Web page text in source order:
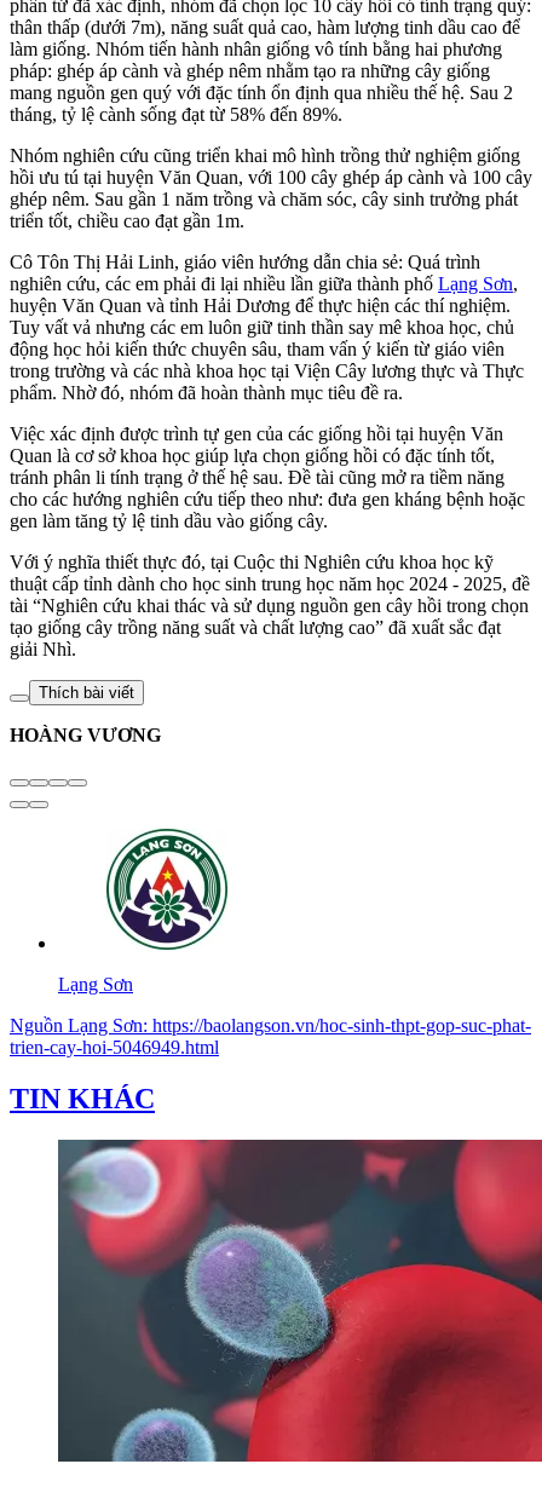
phân tử đã xác định, nhóm đã chọn lọc 10 cây hồi có tính trạng quý:
thân thấp (dưới 7m), năng suất quả cao, hàm lượng tinh dầu cao để
làm giống. Nhóm tiến hành nhân giống vô tính bằng hai phương
pháp: ghép áp cành và ghép nêm nhằm tạo ra những cây giống
mang nguồn gen quý với đặc tính ổn định qua nhiều thế hệ. Sau 2
tháng, tỷ lệ cành sống đạt từ 58% đến 89%.
Nhóm nghiên cứu cũng triển khai mô hình trồng thử nghiệm giống
hồi ưu tú tại huyện Văn Quan, với 100 cây ghép áp cành và 100 cây
ghép nêm. Sau gần 1 năm trồng và chăm sóc, cây sinh trưởng phát
triển tốt, chiều cao đạt gần 1m.
Cô Tôn Thị Hải Linh, giáo viên hướng dẫn chia sẻ: Quá trình
nghiên cứu, các em phải đi lại nhiều lần giữa thành phố Lạng Sơn,
huyện Văn Quan và tỉnh Hải Dương để thực hiện các thí nghiệm.
Tuy vất vả nhưng các em luôn giữ tinh thần say mê khoa học, chủ
động học hỏi kiến thức chuyên sâu, tham vấn ý kiến từ giáo viên
trong trường và các nhà khoa học tại Viện Cây lương thực và Thực
phẩm. Nhờ đó, nhóm đã hoàn thành mục tiêu đề ra.
Việc xác định được trình tự gen của các giống hồi tại huyện Văn
Quan là cơ sở khoa học giúp lựa chọn giống hồi có đặc tính tốt,
tránh phân li tính trạng ở thế hệ sau. Đề tài cũng mở ra tiềm năng
cho các hướng nghiên cứu tiếp theo như: đưa gen kháng bệnh hoặc
gen làm tăng tỷ lệ tinh dầu vào giống cây.
Với ý nghĩa thiết thực đó, tại Cuộc thi Nghiên cứu khoa học kỹ
thuật cấp tỉnh dành cho học sinh trung học năm học 2024 - 2025, đề
tài “Nghiên cứu khai thác và sử dụng nguồn gen cây hồi trong chọn
tạo giống cây trồng năng suất và chất lượng cao” đã xuất sắc đạt
giải Nhì.
Thích bài viết
HOÀNG VƯƠNG
Lạng Sơn
Nguồn Lạng Sơn: https://baolangson.vn/hoc-sinh-thpt-gop-suc-phat-
trien-cay-hoi-5046949.html
TIN KHÁC